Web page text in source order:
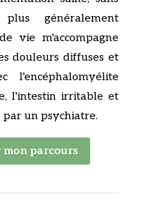
généralement
vie m'accompagne
douleurs diffuses et
l'encéphalomyélite
l'intestin irritable et
un psychiatre.
mon parcours